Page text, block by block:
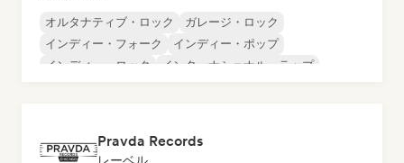
オルタナティブ・ロック
ガレージ・ロック
インディー・フォーク
インディー・ポップ
インディー・ロック
インターナショナル・ラップ
Pravda Records